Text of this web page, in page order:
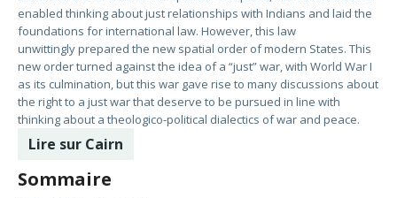
enabled thinking about just relationships with Indians and laid the
foundations for international law. However, this law
unwittingly prepared the new spatial order of modern States. This
new order turned against the idea of a “just” war, with World War I
as its culmination, but this war gave rise to many discussions about
the right to a just war that deserve to be pursued in line with
thinking about a theologico-political dialectics of war and peace.
Lire sur Cairn
Sommaire